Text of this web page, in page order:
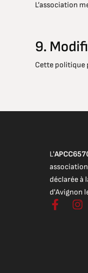
L’association
9.
Cette politique
L'
déclarée à
d'Avignon
F
I